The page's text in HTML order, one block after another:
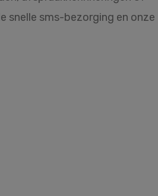
snelle sms-bezorging en onze